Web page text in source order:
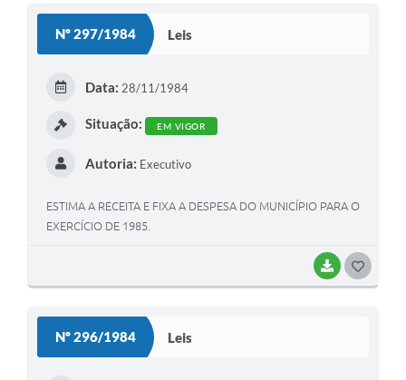
Nº 297/1984 Leis
BAIXAR
Data: 28/11/1984
Situação: EM VIGOR
Autoria: Executivo
ESTIMA A RECEITA E FIXA A DESPESA DO MUNICÍPIO PARA O
EXERCÍCIO DE 1985.
Nº 296/1984 Leis